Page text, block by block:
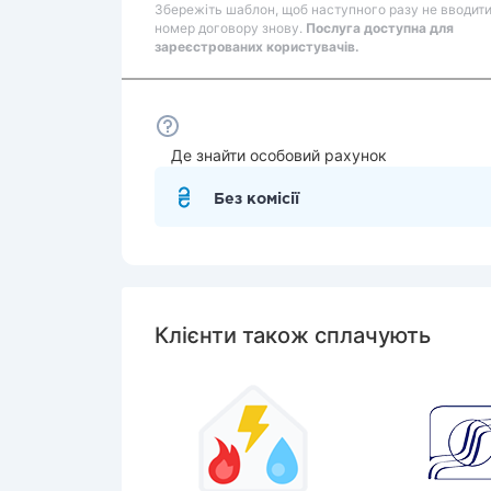
Збережіть шаблон, щоб наступного разу не вводити
номер договору знову. Послуга доступна для
зареєстрованих користувачів.
Де знайти особовий рахунок
Без комісії
Клієнти також сплачують